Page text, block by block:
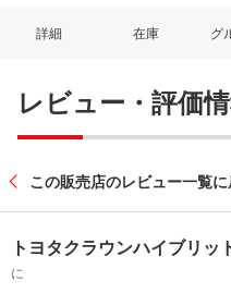
詳細 在庫 グ
レビュー・評価
この販売店のレビュー一覧に
トヨタクラウンハイブリッ
に